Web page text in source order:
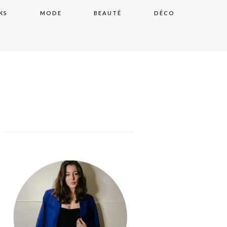
MODE BEAUTÉ DÉCO